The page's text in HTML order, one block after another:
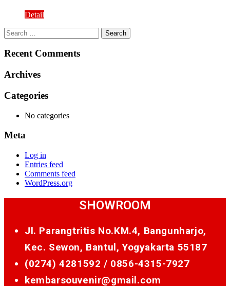
Detail
Search
for:
Recent Comments
Archives
Categories
No categories
Meta
Log in
Entries feed
Comments feed
WordPress.org
SHOWROOM
Jl. Parangtritis No.KM.4, Bangunharjo,
Kec. Sewon, Bantul, Yogyakarta 55187
(0274) 4281592 / 0856-4315-7927
kembarsouvenir@gmail.com